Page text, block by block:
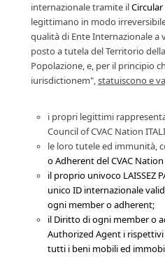
internazionale tramite il
legittimano in modo
qualità di Ente Internazionale a
posto a tutela del Territorio
Popolazione,e, per il principio
iurisdictionem",statuiscono e
i propri legittimi
Council ofCVAC Nation
le loro tutele ed immunità,
o Adherent del CVAC Nation
il proprio univoco LAISSEZ
unico ID internazionale
ogni member o adherent;
il Diritto di ogni member o
Authorized Agent i rispettivi
tutti i beni mobili ed